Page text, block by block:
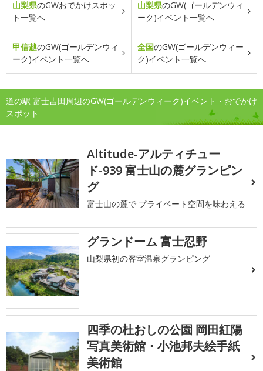
山梨県のGWおでかけスポッ
ト一覧へ
山梨県のGW(ゴールデンウィ
ーク)イベント一覧へ
甲信越のGW(ゴールデンウィ
ーク)イベント一覧へ
全国のGW(ゴールデンウィー
ク)イベント一覧へ
道の駅 富士吉田周辺のGW(ゴールデンウィーク)イベント・おでかけ
スポット
Altitude-アルティチュー
ド-939 富士山の麓グランピン
グ
富士山の麓で プライベート空間を味わえる
グランドーム 富士忍野
山梨県初の客室温泉グランピング
四季の杜おしの公園 岡田紅陽
写真美術館・小池邦夫絵手紙
美術館